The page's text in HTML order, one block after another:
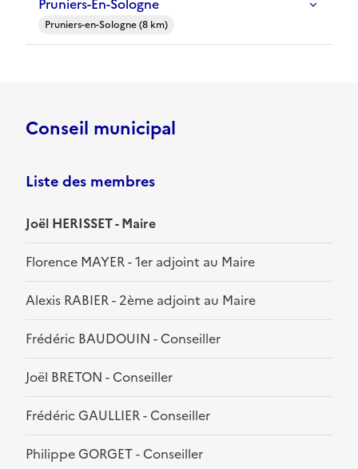
Pruniers-En-Sologne
Pruniers-en-Sologne (8 km)
Conseil municipal
Liste des membres
Joël HERISSET - Maire
Florence MAYER - 1er adjoint au Maire
Alexis RABIER - 2ème adjoint au Maire
Frédéric BAUDOUIN - Conseiller
Joël BRETON - Conseiller
Frédéric GAULLIER - Conseiller
Philippe GORGET - Conseiller